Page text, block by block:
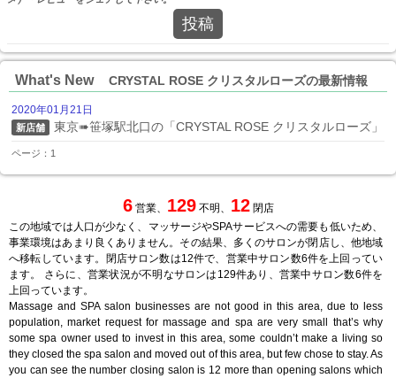
投稿
What's New CRYSTAL ROSE クリスタルローズの最新情報
2020年01月21日
新店舗 東京➠笹塚駅北口の「CRYSTAL ROSE クリスタルローズ」
ページ：1
6営業、 129不明、 12閉店
この地域では人口が少なく、マッサージやSPAサービスへの需要も低いため、
事業環境はあまり良くありません。その結果、多くのサロンが閉店し、他地域
へ移転しています。閉店サロン数は12件で、営業中サロン数6件を上回ってい
ます。 さらに、営業状況が不明なサロンは129件あり、営業中サロン数6件を
上回っています。
Massage and SPA salon businesses are not good in this area, due to less
population, market request for massage and spa are very small that’s why
some spa owner used to invest in this area, some couldn’t make a living so
they closed the spa salon and moved out of this area, but few chose to stay. As
you can see the number closing salon is 12 more than opening salons which